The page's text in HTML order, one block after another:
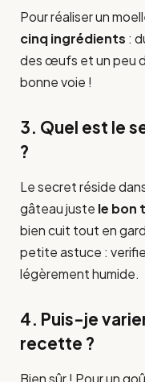
Pour réaliser un
cinq ingrédients :
des œufs et un peu
bonne voie !
3. Quel est le
?
Le secret réside
gâteau juste le bon
bien cuit tout en
petite astuce :
légèrement humide.
4. Puis-je
recette ?
Bien sûr ! Pour un